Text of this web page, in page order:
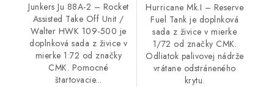
Junkers Ju 88A-2 – Rocket
Assisted Take Off Unit /
Walter HWK 109-500 je
doplnková sada z živice v
mierke 1:72 od značky
CMK. Pomocné
štartovacie...
Hurricane Mk.I – Reserve
Fuel Tank je doplnková
sada z živice v mierke
1/72 od značky CMK.
Odliatok palivovej nádrže
vrátane odstráneného
krytu.